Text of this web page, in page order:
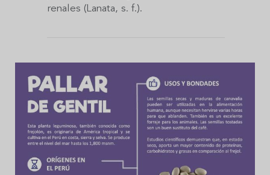
renales (Lanata, s. f.).